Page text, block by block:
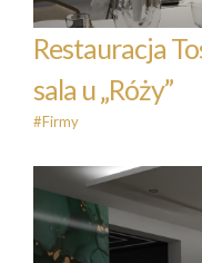
Restauracja
sala u „Róży”
#Firmy